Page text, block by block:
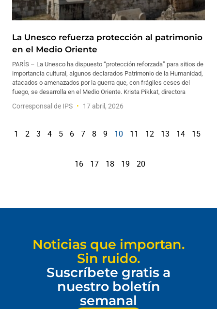
La Unesco refuerza protección al patrimonio
en el Medio Oriente
PARÍS – La Unesco ha dispuesto “protección reforzada” para sitios de
importancia cultural, algunos declarados Patrimonio de la Humanidad,
atacados o amenazados por la guerra que, con frágiles ceses del
fuego, se desarrolla en el Medio Oriente. Krista Pikkat, directora
Corresponsal de IPS 17 abril, 2026
1 2 3 4 5 6 7 8 9 10 11 12 13 14 15
16 17 18 19 20
Noticias que importan.
Sin ruido.
Suscríbete gratis a
nuestro boletín
semanal